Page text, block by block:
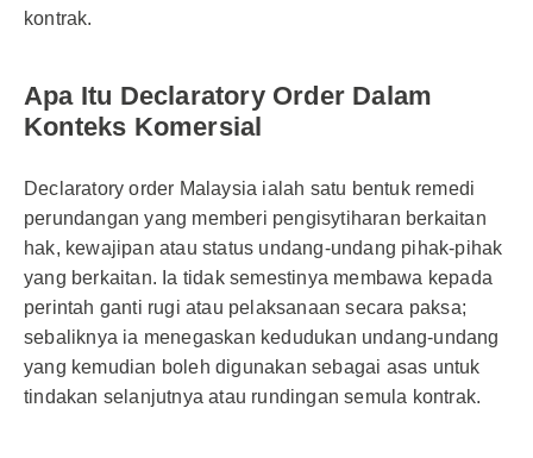
kontrak.
Apa Itu Declaratory Order Dalam
Konteks Komersial
Declaratory order Malaysia ialah satu bentuk remedi
perundangan yang memberi pengisytiharan berkaitan
hak, kewajipan atau status undang-undang pihak-pihak
yang berkaitan. Ia tidak semestinya membawa kepada
perintah ganti rugi atau pelaksanaan secara paksa;
sebaliknya ia menegaskan kedudukan undang-undang
yang kemudian boleh digunakan sebagai asas untuk
tindakan selanjutnya atau rundingan semula kontrak.